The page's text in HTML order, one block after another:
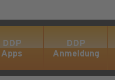
DDP
Apps
DDP
Anmeldung